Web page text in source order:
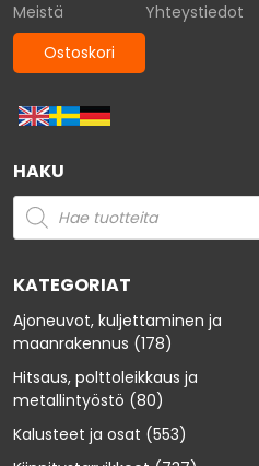
Meistä
Yhteystiedot
Ostoskori
HAKU
KATEGORIAT
Ajoneuvot, kuljettaminen ja
maanrakennus (178)
Hitsaus, polttoleikkaus ja
metallintyöstö (80)
Kalusteet ja osat (553)